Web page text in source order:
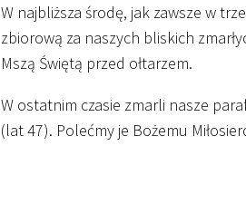
W najbliższa środę, jak zawsze w
zbiorową za naszych bliskich
Mszą Świętą przed ołtarzem.
W ostatnim czasie zmarli nasze
(lat 47). Polećmy je Bożemu